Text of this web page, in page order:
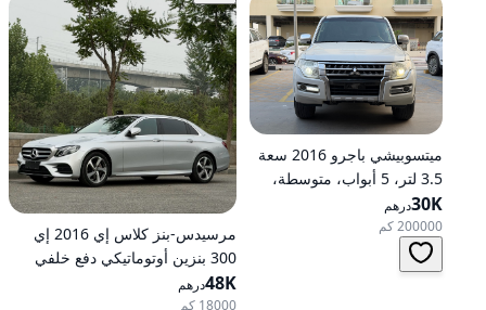
ميتسوبيشي باجرو 2016 سعة
3.5 لتر، 5 أبواب، متوسطة،
تعمل بالبنزين، أوتوماتيكية، دفع
رباعي
30Kدرهم
200000 كم
مرسيدس-بنز كلاس إي 2016 إي
300 بنزين أوتوماتيكي دفع خلفي
48Kدرهم
18000 كم